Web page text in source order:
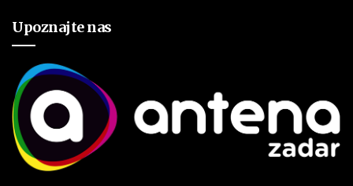
Upoznajte nas